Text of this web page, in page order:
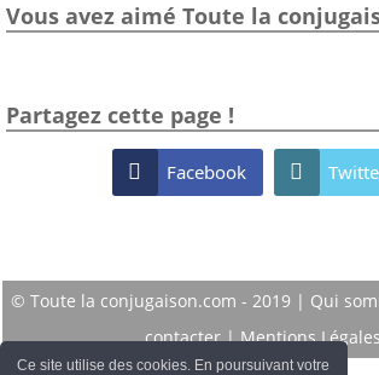
Ce site utilise des cookies. En poursuivant votre
Vous avez aimé Toute la
Partagez cette page !
 Facebook 
© Toute la conjugaison.com - 2019 | Qui
contacter|Mentions Légales